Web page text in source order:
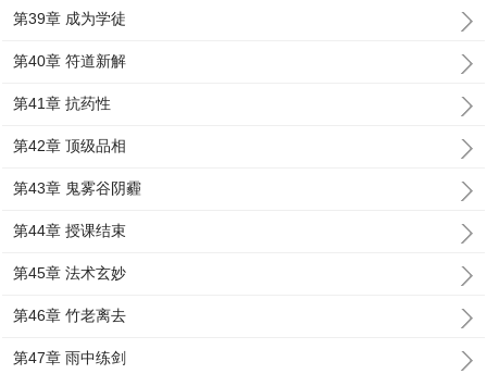
第39章 成为学徒
第40章 符道新解
第41章 抗药性
第42章 顶级品相
第43章 鬼雾谷阴霾
第44章 授课结束
第45章 法术玄妙
第46章 竹老离去
第47章 雨中练剑